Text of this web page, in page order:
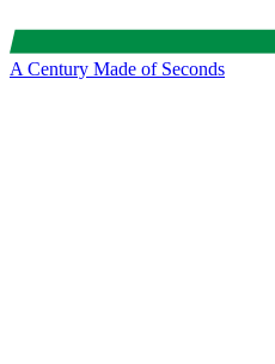
A Century Made of Seconds